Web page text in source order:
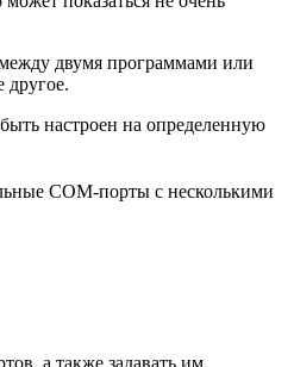
двумя программами или
другое.
настроен на определенную
COM-порты с несколькими
а также задавать им